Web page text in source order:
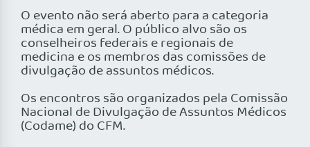
O evento não será aberto para a categoria
médica em geral. O público alvo são os
conselheiros federais e regionais de
medicina e os membros das comissões de
divulgação de assuntos médicos.
Os encontros são organizados pela Comissão
Nacional de Divulgação de Assuntos Médicos
(Codame) do CFM.